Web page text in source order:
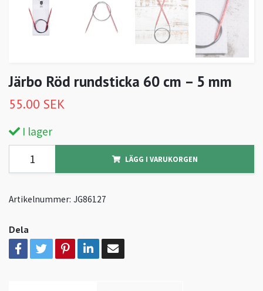
Järbo Röd rundsticka 60 cm – 5 mm
55.00 SEK
I lager
LÄGG I VARUKORGEN
Artikelnummer: JG86127
Dela